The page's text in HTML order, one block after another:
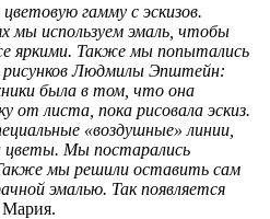
гамму с эскизов.
мы используем эмаль, чтобы
яркими. Также мы попытались
рисунков Людмилы Эпштейн:
была в том, что она
от листа, пока рисовала эскиз.
«воздушные» линии,
Мы постарались
мы решили оставить сам
эмалью. Так появляется
Мария.